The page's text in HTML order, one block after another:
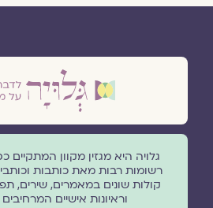
גלויה היא מגזין מקוון
רשומות רבות מאת כותבות
קולות שונים במאמרים, שירים,
וראיונות אישיים